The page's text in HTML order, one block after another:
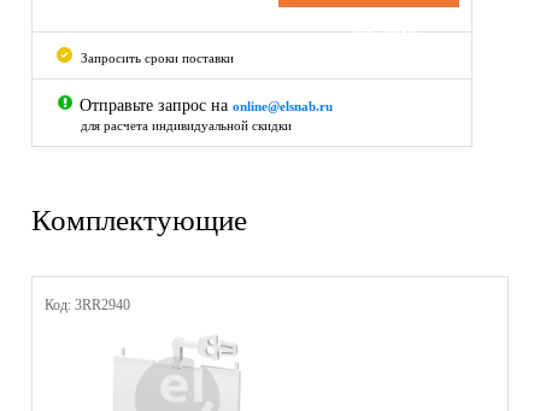
поставки
Запросить сроки поставки
Отправьте запрос на online@elsnab.ru
для расчета индивидуальной скидки
Комплектующие
Код: 3RR2940